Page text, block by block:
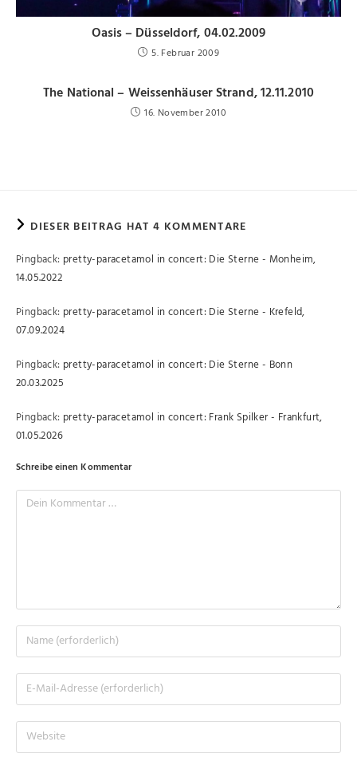
Oasis – Düsseldorf, 04.02.2009
5. Februar 2009
The National – Weissenhäuser Strand, 12.11.2010
16. November 2010
DIESER BEITRAG HAT 4 KOMMENTARE
Pingback: pretty-paracetamol in concert: Die Sterne - Monheim,
14.05.2022
Pingback: pretty-paracetamol in concert: Die Sterne - Krefeld,
07.09.2024
Pingback: pretty-paracetamol in concert: Die Sterne - Bonn
20.03.2025
Pingback: pretty-paracetamol in concert: Frank Spilker - Frankfurt,
01.05.2026
Schreibe einen Kommentar